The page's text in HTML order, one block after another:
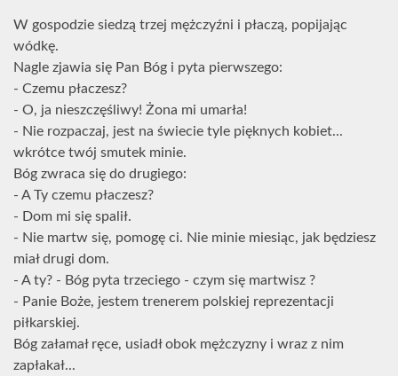
W gospodzie siedzą trzej mężczyźni i płaczą, popijając
wódkę.
Nagle zjawia się Pan Bóg i pyta pierwszego:
- Czemu płaczesz?
- O, ja nieszczęśliwy! Żona mi umarła!
- Nie rozpaczaj, jest na świecie tyle pięknych kobiet...
wkrótce twój smutek minie.
Bóg zwraca się do drugiego:
- A Ty czemu płaczesz?
- Dom mi się spalił.
- Nie martw się, pomogę ci. Nie minie miesiąc, jak będziesz
miał drugi dom.
- A ty? - Bóg pyta trzeciego - czym się martwisz ?
- Panie Boże, jestem trenerem polskiej reprezentacji
piłkarskiej.
Bóg załamał ręce, usiadł obok mężczyzny i wraz z nim
zapłakał...